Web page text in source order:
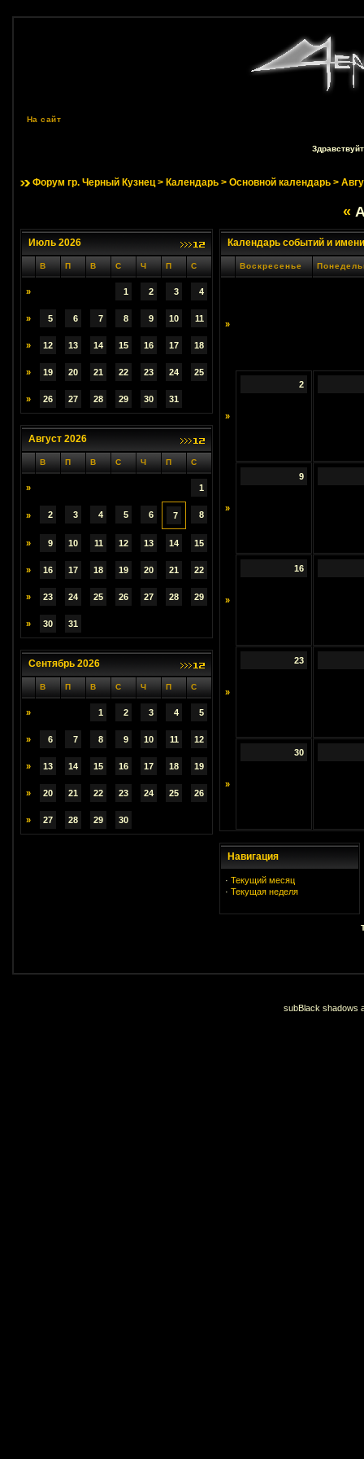
На сайт
Форум гр. Черный Кузнец> Календарь> Основной календарь>
«
Июль 2026
В П В С Ч П С
» 1 2 3 4
» 5 6 7 8 9 10 11
» 12 13 14 15 16 17 18
» 19 20 21 22 23 24 25
» 26 27 28 29 30 31
Август 2026
В П В С Ч П С
» 1
» 2 3 4 5 6 7 8
» 9 10 11 12 13 14 15
» 16 17 18 19 20 21 22
» 23 24 25 26 27 28 29
» 30 31
Сентябрь 2026
В П В С Ч П С
» 1 2 3 4 5
» 6 7 8 9 10 11 12
» 13 14 15 16 17 18 19
» 20 21 22 23 24 25 26
» 27 28 29 30
Календарь событий и
Воскресенье
»
»
2
»
9
»
16
»
23
»
30
Навигация
· Текущий месяц
· Текущая неделя
subBlack shadows